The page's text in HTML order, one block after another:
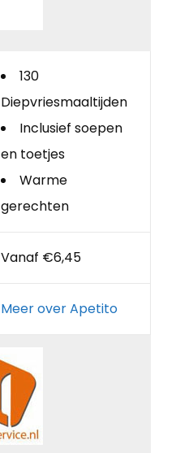
130
Diepvriesmaaltijden
Inclusief soepen
en toetjes
Warme
gerechten
Vanaf €6,45
Meer over Apetito